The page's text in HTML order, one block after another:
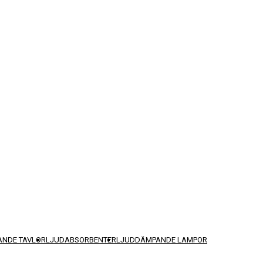
TAVLORLJUDABSORBENTERLJUDDÄMPANDE LAMPOR